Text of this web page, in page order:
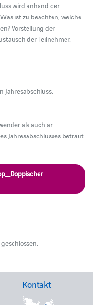
wird anhand der
ist zu beachten, welche
Vorstellung der
der Teilnehmer.
Jahresabschluss.
als auch an
Jahresabschlusses betraut
Kontakt